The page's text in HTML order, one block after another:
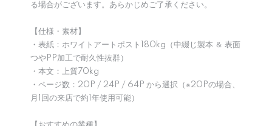
る場合がございます。あらかじめご了承ください。
【仕様・素材】
・表紙：ホワイトアートポスト180kg（中綴じ製本 ＆ 表面
つやPP加工で耐久性抜群）
・本文：上質70kg
・ページ数：20P / 24P / 64P から選択（※20Pの場合、
月1回の来店で約1年使用可能）